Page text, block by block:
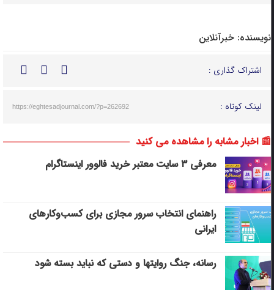
نویسنده: خبرآنلاین
اشتراک گذاری :
لینک کوتاه : https://eghtesadjournal.com/?p=262692
📰 اخبار مشابه را مشاهده می کنید
معرفی ۳ سایت معتبر خرید فالوور اینستاگرام
راهنمای انتخاب سرور مجازی برای کسب‌وکارهای
ایرانی
رسانه، جنگ روایتها و دستی که نباید بسته شود